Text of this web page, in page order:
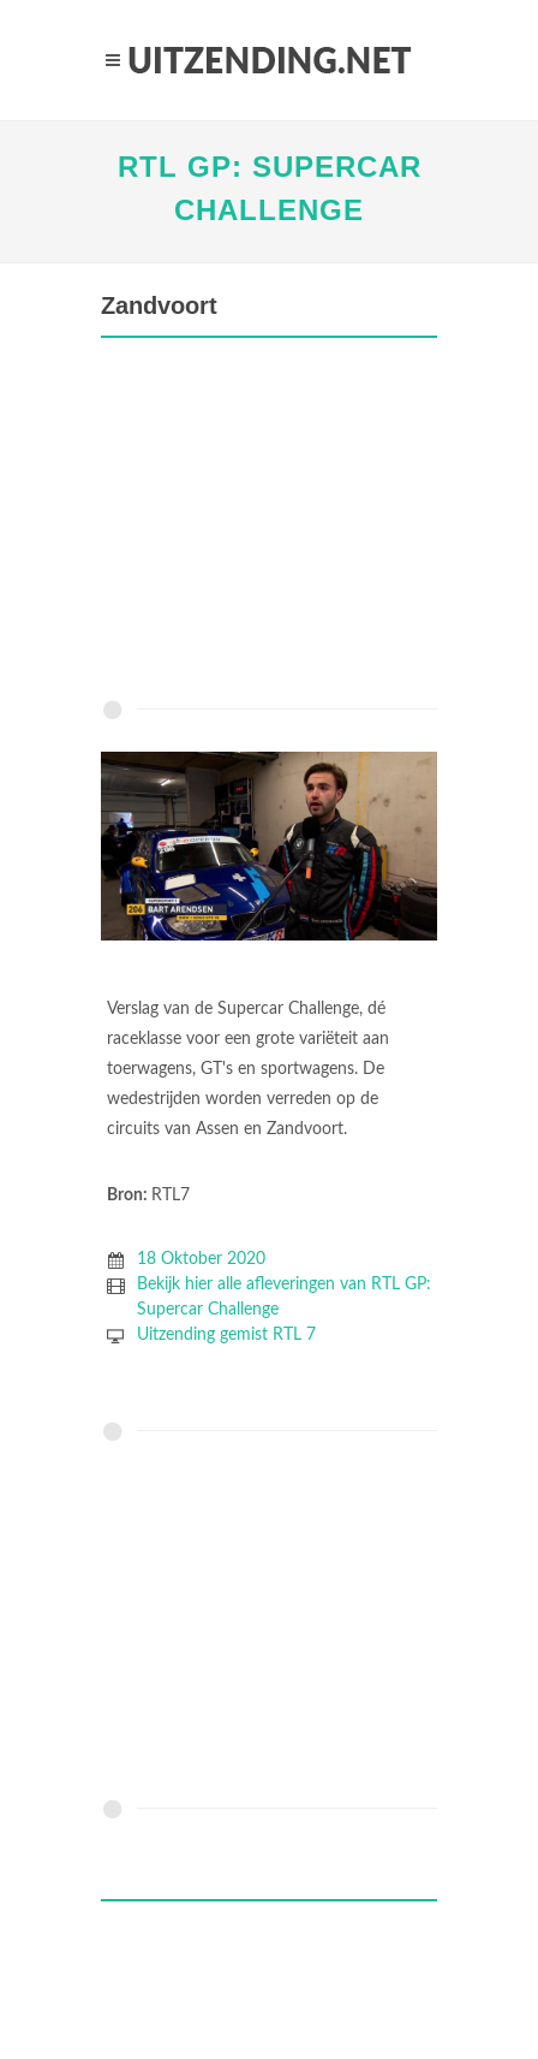
RTL GP: SUPERCAR
CHALLENGE
Zandvoort
Verslag van de Supercar Challenge, dé
raceklasse voor een grote variëteit aan
toerwagens, GT's en sportwagens. De
wedestrijden worden verreden op de
circuits van Assen en Zandvoort.
Bron: RTL7
18 Oktober 2020
Bekijk hier alle afleveringen van RTL GP:
Supercar Challenge
Uitzending gemist RTL 7